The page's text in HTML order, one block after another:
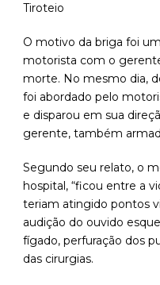
Tiroteio
O motivo da briga foi
motorista com o
morte. No mesmo dia,
foi abordado pelo
e disparou em sua
gerente, também
Segundo seu relato, o
hospital, “ficou entre a
teriam atingido pontos
audição do ouvido
fígado, perfuração dos
das cirurgias.